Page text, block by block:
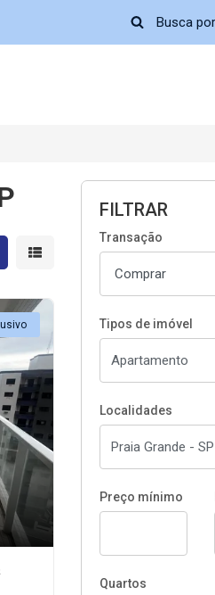
resultados em grade
Mostrar resultados em lista
FILTRAR
Transação
Tipos de imóvel
Localidades
Preço mínimo
Quartos